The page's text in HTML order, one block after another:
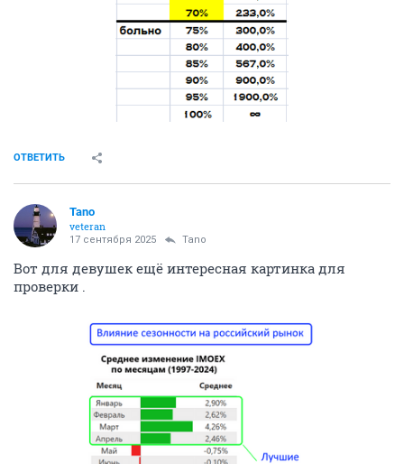
ОТВЕТИТЬ
Tano
veteran
17 сентября 2025 Tano
Вот для девушек ещё интересная картинка для
проверки .